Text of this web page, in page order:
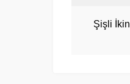
Şişli